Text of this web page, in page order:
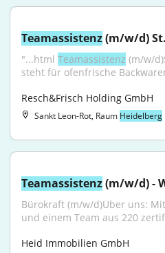
Teamassistenz (m/w/d)
"...html Teamassistenz (m/w/
steht für ofenfrische
Resch&Frisch Holding GmbH
Sankt Leon-Rot, Raum Heidelberg
Teamassistenz (m/w/d) -
Bürokraft (m/w/d)Über uns:
und einem Team aus 220
Heid Immobilien GmbH